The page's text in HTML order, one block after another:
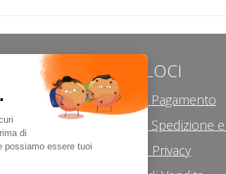
LINK VELOCI
Modalità di Pagamento
Modalità di Spedizione
Informativa Privacy